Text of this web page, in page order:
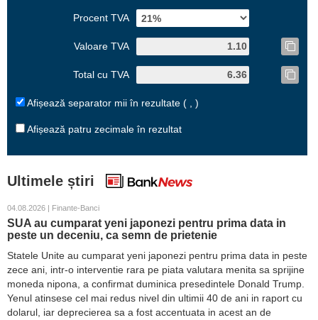
Procent TVA
Valoare TVA
Total cu TVA
Afișează separator mii în rezultate ( , )
Afișează patru zecimale în rezultat
Ultimele știri
04.08.2026 | Finante-Banci
SUA au cumparat yeni japonezi pentru prima data in
peste un deceniu, ca semn de prietenie
Statele Unite au cumparat yeni japonezi pentru prima data in peste
zece ani, intr-o interventie rara pe piata valutara menita sa sprijine
moneda nipona, a confirmat duminica presedintele Donald Trump.
Yenul atinsese cel mai redus nivel din ultimii 40 de ani in raport cu
dolarul, iar deprecierea sa a fost accentuata in acest an de